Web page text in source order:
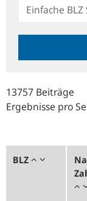
Suche
13757 Beiträge
Ergebnisse pro
BLZ